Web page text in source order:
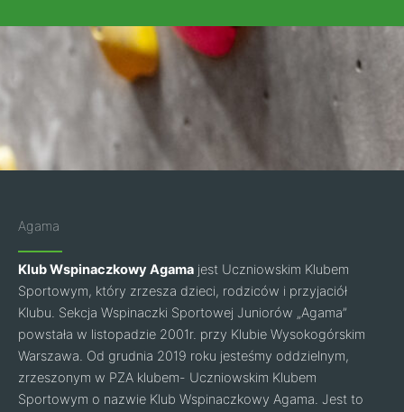
Agama
Klub Wspinaczkowy Agama jest Uczniowskim Klubem
Sportowym, który zrzesza dzieci, rodziców i przyjaciół
Klubu. Sekcja Wspinaczki Sportowej Juniorów „Agama”
powstała w listopadzie 2001r. przy Klubie Wysokogórskim
Warszawa. Od grudnia 2019 roku jesteśmy oddzielnym,
zrzeszonym w PZA klubem- Uczniowskim Klubem
Sportowym o nazwie Klub Wspinaczkowy Agama. Jest to